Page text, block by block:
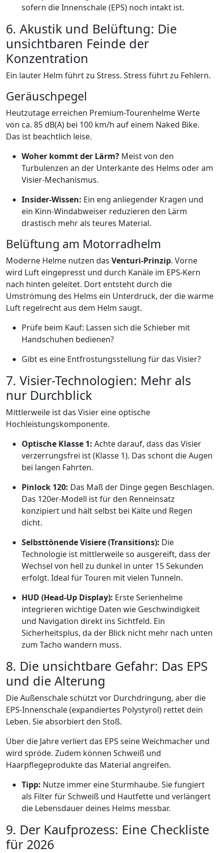
sofern die Innenschale (EPS) noch intakt ist.
6. Akustik und Belüftung: Die
unsichtbaren Feinde der
Konzentration
Ein lauter Helm führt zu Stress. Stress führt zu Fehlern.
Geräuschpegel
Heutzutage erreichen Premium-Tourenhelme Werte
von ca. 85 dB(A) bei 100 km/h auf einem Naked Bike.
Das ist beachtlich leise.
Woher kommt der Lärm? Meist von den
Turbulenzen an der Unterkante des Helms oder am
Visier-Mechanismus.
Insider-Wissen: Ein eng anliegender Kragen und
ein Kinn-Windabweiser reduzieren den Lärm
drastisch mehr als teures Material.
Belüftung am Motorradhelm
Moderne Helme nutzen das Venturi-Prinzip. Vorne
wird Luft eingepresst und durch Kanäle im EPS-Kern
nach hinten geleitet. Dort entsteht durch die
Umströmung des Helms ein Unterdruck, der die warme
Luft regelrecht aus dem Helm saugt.
Prüfe beim Kauf: Lassen sich die Schieber mit
Handschuhen bedienen?
Gibt es eine Entfrostungsstellung für das Visier?
7. Visier-Technologien: Mehr als
nur Durchblick
Mittlerweile ist das Visier eine optische
Hochleistungskomponente.
Optische Klasse 1: Achte darauf, dass das Visier
verzerrungsfrei ist (Klasse 1). Das schont die Augen
bei langen Fahrten.
Pinlock 120: Das Maß der Dinge gegen Beschlagen.
Das 120er-Modell ist für den Renneinsatz
konzipiert und hält selbst bei Kälte und Regen
dicht.
Selbsttönende Visiere (Transitions): Die
Technologie ist mittlerweile so ausgereift, dass der
Wechsel von hell zu dunkel in unter 15 Sekunden
erfolgt. Ideal für Touren mit vielen Tunneln.
HUD (Head-Up Display): Erste Serienhelme
integrieren wichtige Daten wie Geschwindigkeit
und Navigation direkt ins Sichtfeld. Ein
Sicherheitsplus, da der Blick nicht mehr nach unten
zum Tacho wandern muss.
8. Die unsichtbare Gefahr: Das EPS
und die Alterung
Die Außenschale schützt vor Durchdringung, aber die
EPS-Innenschale (expandiertes Polystyrol) rettet dein
Leben. Sie absorbiert den Stoß.
Über die Jahre verliert das EPS seine Weichmacher und
wird spröde. Zudem können Schweiß und
Haarpflegeprodukte das Material angreifen.
Tipp: Nutze immer eine Sturmhaube. Sie fungiert
als Filter für Schweiß und Hautfette und verlängert
die Lebensdauer deines Helms messbar.
9. Der Kaufprozess: Eine Checkliste
für 2026